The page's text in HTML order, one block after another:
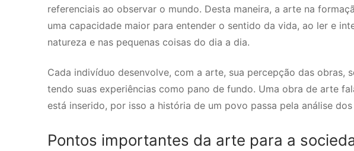
referenciais ao observar o mundo. Desta maneira, a arte na
uma capacidade maior para entender o sentido da vida, ao ler e
natureza e nas pequenas coisas do dia a dia.
Cada indivíduo desenvolve, com a arte, sua percepção das obras,
tendo suas experiências como pano de fundo. Uma obra de arte
está inserido, por isso a história de um povo passa pela análise
Pontos importantes da arte para a